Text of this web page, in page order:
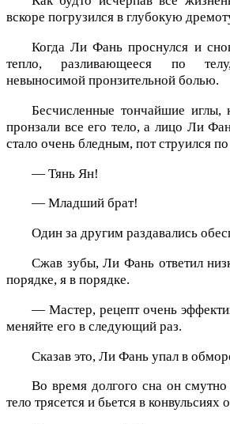
вскоре погрузился в глубокую
Когда Ли Фань проснулся и
тепло, разливающееся по
невыносимой пронзительной болью.
Бесчисленные тончайшие иглы,
пронзали все его тело, а лицо Ли
стало очень бледным, пот струился по
— Тянь Ян!
— Младший брат!
Один за другим раздавались
Сжав зубы, Ли Фань ответил
порядке, я в порядке.
— Мастер, рецепт очень
меняйте его в следующий раз.
Сказав это, Ли Фань упал в
Во время долгого сна он смутно
тело трясется и бьется в конвульсиях